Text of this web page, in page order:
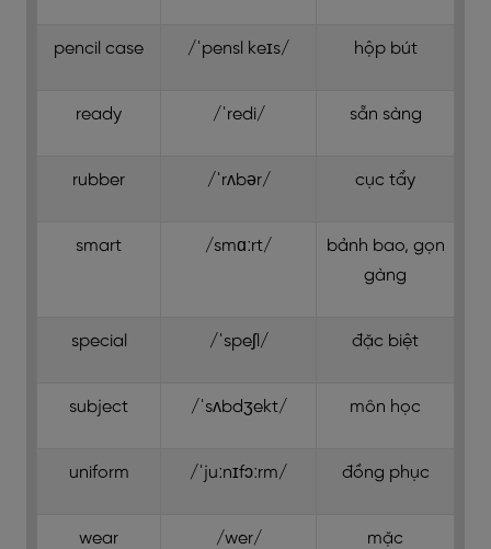
pencil case /ˈpensl keɪs/ hộp bút
ready /ˈredi/ sẵn sàng
rubber /ˈrʌbər/ cục tẩy
smart /smɑːrt/
bảnh bao, gọn
gàng
special /ˈspeʃl/ đặc biệt
subject /ˈsʌbdʒekt/ môn học
uniform /ˈjuːnɪfɔːrm/ đồng phục
wear /wer/ mặc